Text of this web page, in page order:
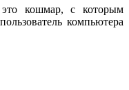
кошмар, с которым
компьютера